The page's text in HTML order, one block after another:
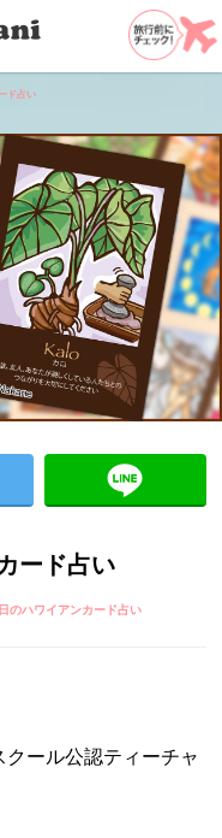
ド占い
ード占い
のハワイアンカード占い
ール公認ティーチャ